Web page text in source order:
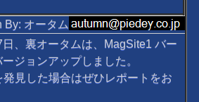
By: オータム
、裏オータムは、MagSite1 バー
ジョンアップしました。
見した場合はぜひレポートをお